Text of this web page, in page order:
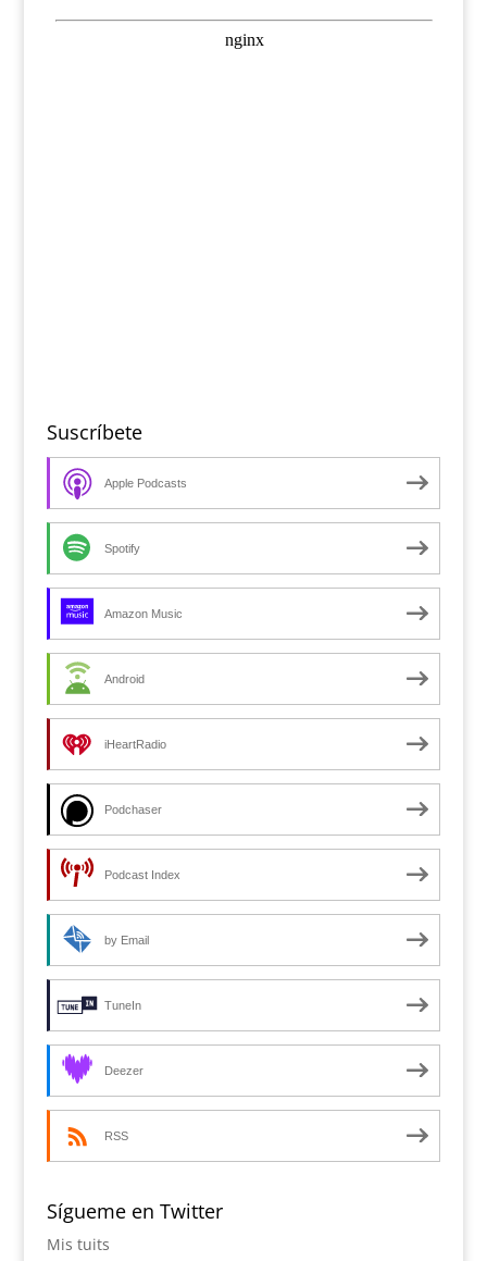
Suscríbete
Apple Podcasts
Spotify
Amazon Music
Android
iHeartRadio
Podchaser
Podcast Index
by Email
TuneIn
Deezer
RSS
Sígueme en Twitter
Mis tuits